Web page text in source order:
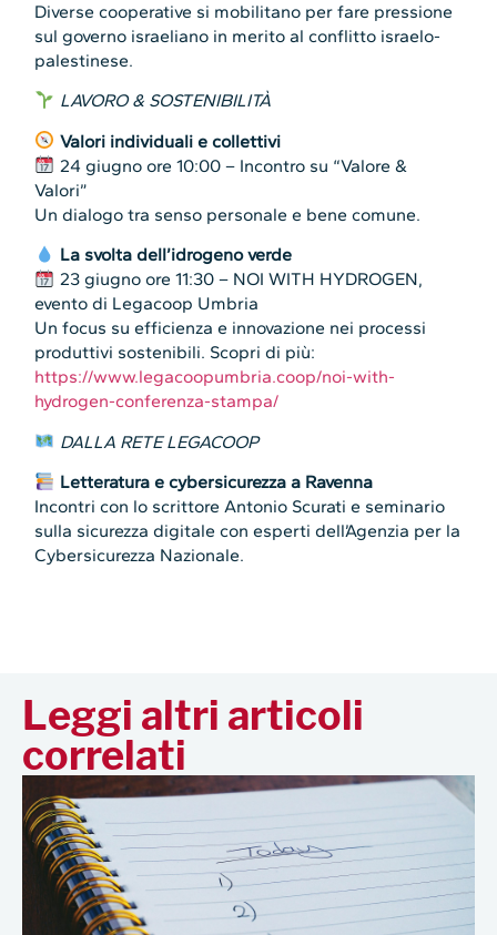
Diverse cooperative si mobilitano per fare pressione
sul governo israeliano in merito al conflitto israelo-
palestinese.
LAVORO & SOSTENIBILITÀ
Valori individuali e collettivi
24 giugno ore 10:00 – Incontro su “Valore &
Valori”
Un dialogo tra senso personale e bene comune.
La svolta dell’idrogeno verde
23 giugno ore 11:30 – NOI WITH HYDROGEN,
evento di Legacoop Umbria
Un focus su efficienza e innovazione nei processi
produttivi sostenibili. Scopri di più:
https://www.legacoopumbria.coop/noi-with-
hydrogen-conferenza-stampa/
DALLA RETE LEGACOOP
Letteratura e cybersicurezza a Ravenna
Incontri con lo scrittore Antonio Scurati e seminario
sulla sicurezza digitale con esperti dell’Agenzia per la
Cybersicurezza Nazionale.
Leggi altri articoli
correlati